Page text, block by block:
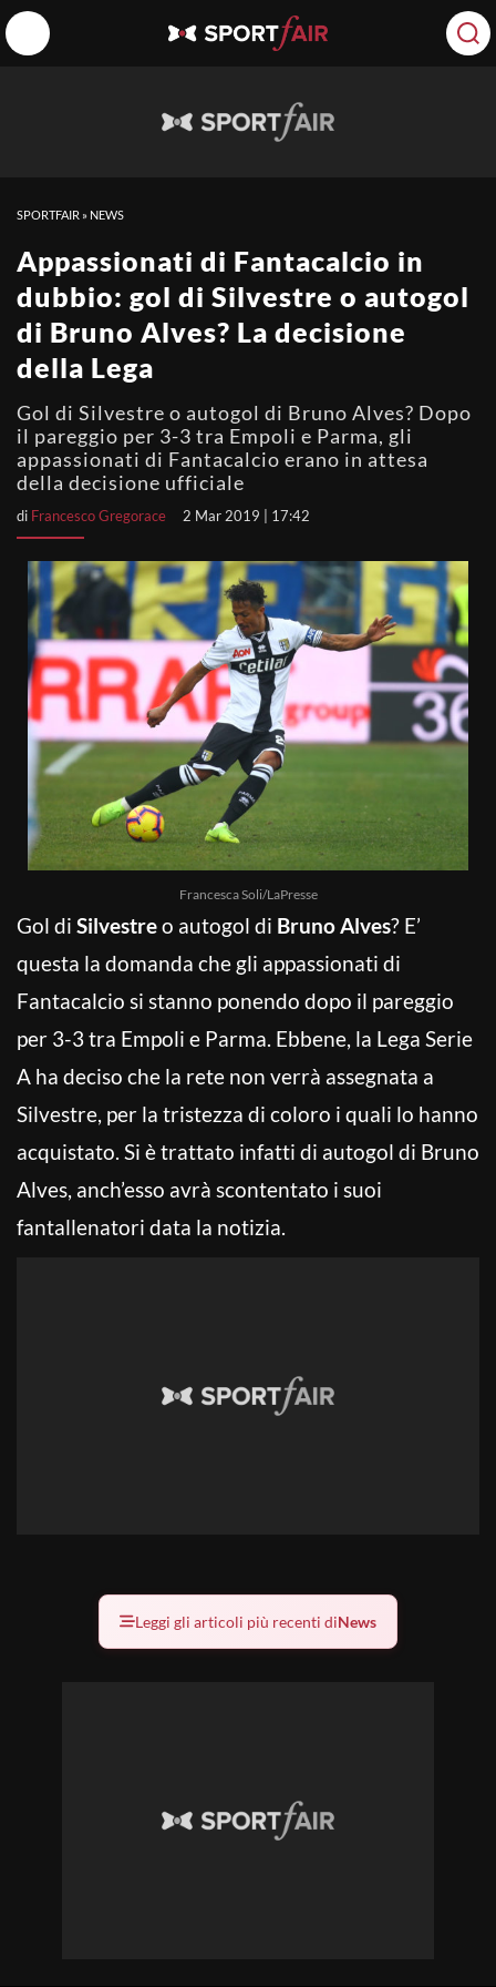
SPORTFAIR » NEWS
Appassionati di Fantacalcio in
dubbio: gol di Silvestre o autogol
di Bruno Alves? La decisione
della Lega
Gol di Silvestre o autogol di Bruno Alves? Dopo
il pareggio per 3-3 tra Empoli e Parma, gli
appassionati di Fantacalcio erano in attesa
della decisione ufficiale
di Francesco Gregorace 2 Mar 2019 | 17:42
Francesca Soli/LaPresse
Gol di Silvestreo autogol di Bruno Alves? E’
questa la domanda che gli appassionati di
Fantacalcio si stanno ponendo dopo il pareggio
per 3-3 tra Empoli e Parma. Ebbene, la Lega Serie
A ha deciso che la rete non verrà assegnata a
Silvestre, per la tristezza di coloro i quali lo hanno
acquistato. Si è trattato infatti di autogol di Bruno
Alves, anch’esso avrà scontentato i suoi
fantallenatori data la notizia.
Leggi gli articoli più recenti diNews